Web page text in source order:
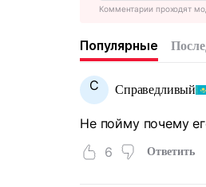
Комментарии проходят
Популярные
С Справедливый
Не пойму почему
6
Ответить